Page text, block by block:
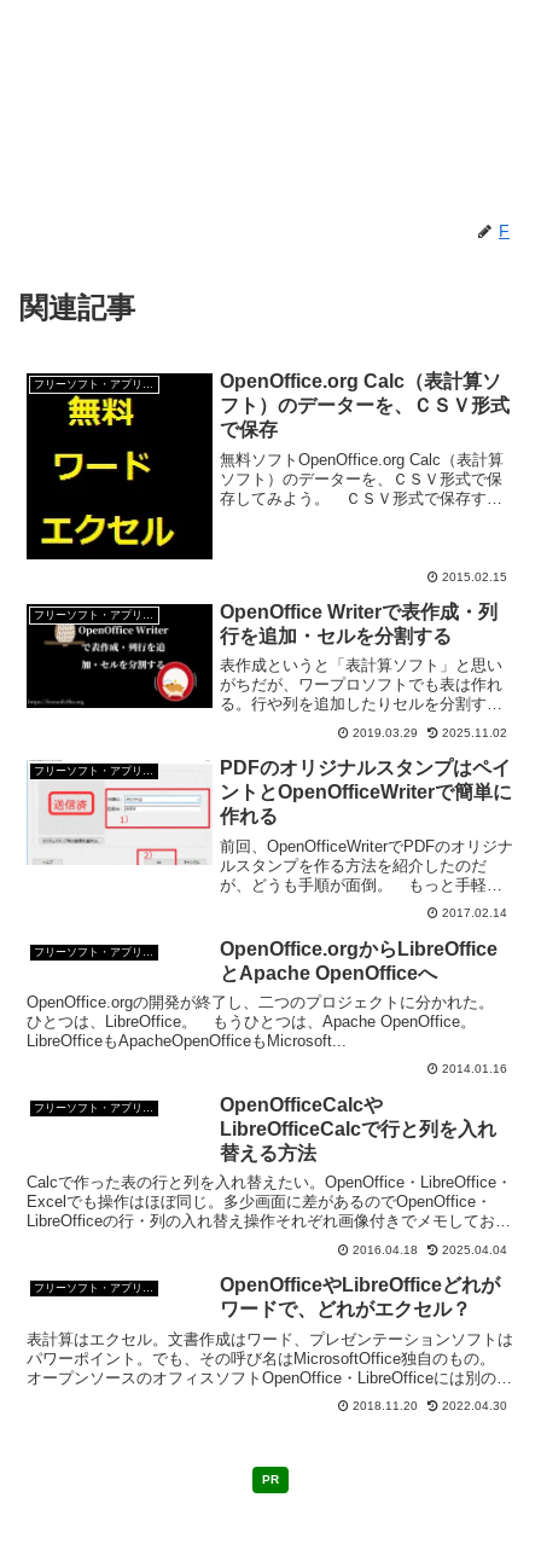
F
関連記事
フリーソフト・アプリ・Webサービス
OpenOffice.org Calc（表計算ソ
フト）のデーターを、ＣＳＶ形式
で保存
無料ソフトOpenOffice.org Calc（表計算
ソフト）のデーターを、ＣＳＶ形式で保
存してみよう。 ＣＳＶ形式で保存する
2015.02.15
フリーソフト・アプリ・Webサービス
OpenOffice Writerで表作成・列
行を追加・セルを分割する
表作成というと「表計算ソフト」と思い
がちだが、ワープロソフトでも表は作れ
る。行や列を追加したりセルを分割する
こともできる。表計算ソフトよりワープ
ロソフトの表の方が使い勝手が良い時も
ある。OpenOfficeWriterで表を作ってみよ
う。
2019.03.29 2025.11.02
フリーソフト・アプリ・Webサービス
PDFのオリジナルスタンプはペイ
ントとOpenOfficeWriterで簡単に
作れる
前回、OpenOfficeWriterでPDFのオリジナ
ルスタンプを作る方法を紹介したのだ
が、どうも手順が面倒。 もっと手軽
に、PDFのオリジナルスタンプを作るこ
とができないだろうか？といろいろとや
ってみた。 そしたら、ペイントと
OpenO...
2017.02.14
OpenOffice.orgからLibreOffice
とApache OpenOfficeへ
OpenOffice.orgの開発が終了し、二つのプロジェクトに分かれた。
ひとつは、LibreOffice。 もうひとつは、Apache OpenOffice。
LibreOfficeもApacheOpenOfficeもMicrosoft...
2014.01.16
フリーソフト・アプリ・Webサービス
OpenOfficeCalcや
LibreOfficeCalcで行と列を入れ
替える方法
Calcで作った表の行と列を入れ替えたい。OpenOffice・LibreOffice・
Excelでも操作はほぼ同じ。多少画面に差があるのでOpenOffice・
LibreOfficeの行・列の入れ替え操作それぞれ画像付きでメモしてお
2016.04.18 2025.04.04
フリーソフト・アプリ・Webサービス
OpenOfficeやLibreOfficeどれが
ワードで、どれがエクセル？
表計算はエクセル。文書作成はワード、プレゼンテーションソフトは
パワーポイント。でも、その呼び名はMicrosoftOffice独自のもの。
オープンソースのオフィスソフトOpenOffice・LibreOfficeには別の呼
2018.11.20 2022.04.30
PR